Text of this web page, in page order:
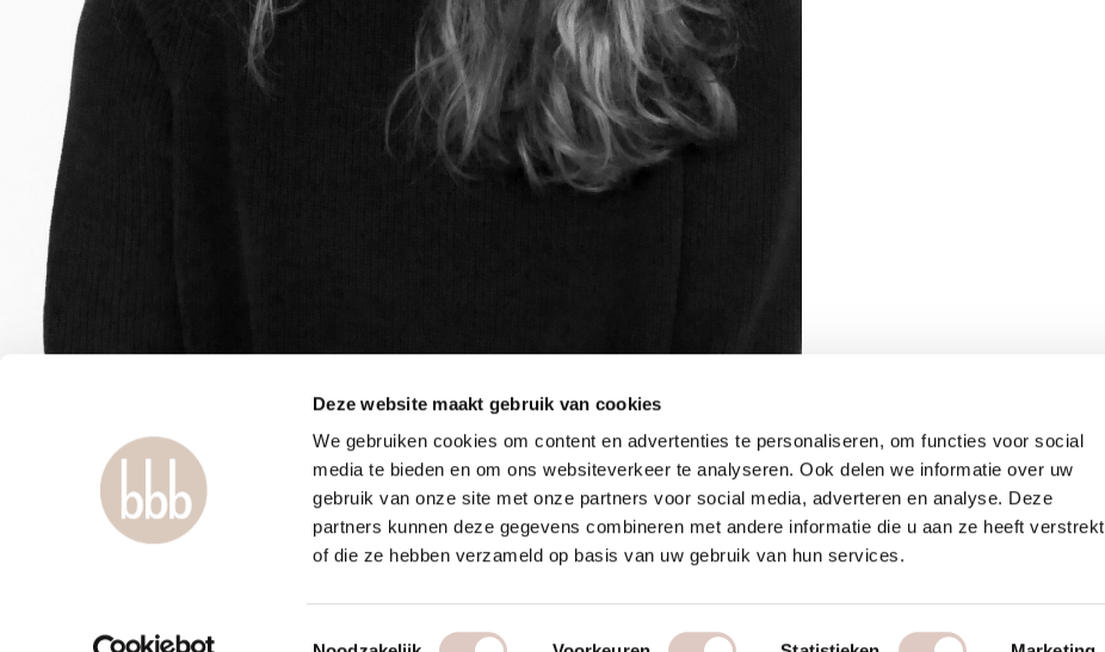
Deze website maakt gebruik van cookies
We gebruiken cookies om content en advertenties te personaliseren, om functies voor social
media te bieden en om ons websiteverkeer te analyseren. Ook delen we informatie over uw
gebruik van onze site met onze partners voor social media, adverteren en analyse. Deze
partners kunnen deze gegevens combineren met andere informatie die u aan ze heeft verstrekt
of die ze hebben verzameld op basis van uw gebruik van hun services.
Toestemmingsselectie